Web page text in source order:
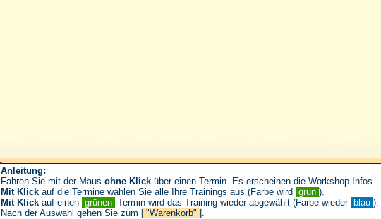
Anleitung:
Fahren Sie mit der Maus ohne Klick über einen Termin. Es erscheinen die Workshop-Infos.
Mit Klick auf die Termine wählen Sie alle Ihre Trainings aus (Farbe wird grün ).
Mit Klick auf einen grünen Termin wird das Training wieder abgewählt (Farbe wieder blau ).
Nach der Auswahl gehen Sie zum
| "Warenkorb" | .